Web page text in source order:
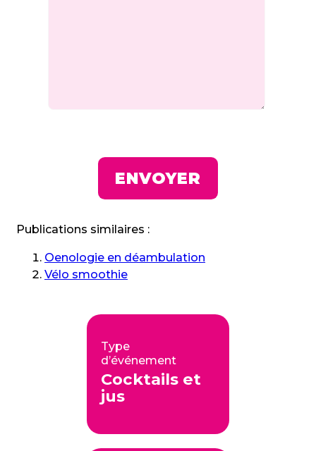
Publications similaires :
Oenologie en déambulation
Vélo smoothie
Type
d’événement
Cocktails et
jus